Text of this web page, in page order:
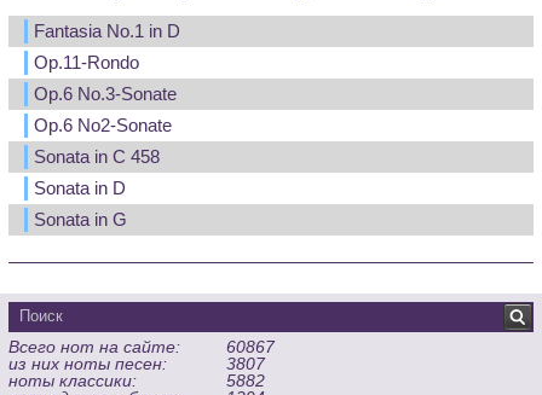
Fantasia No.1 in D
Op.11-Rondo
Op.6 No.3-Sonate
Op.6 No2-Sonate
Sonata in C 458
Sonata in D
Sonata in G
Всего нот на сайте:
60867
из них ноты песен:
3807
ноты классики:
5882